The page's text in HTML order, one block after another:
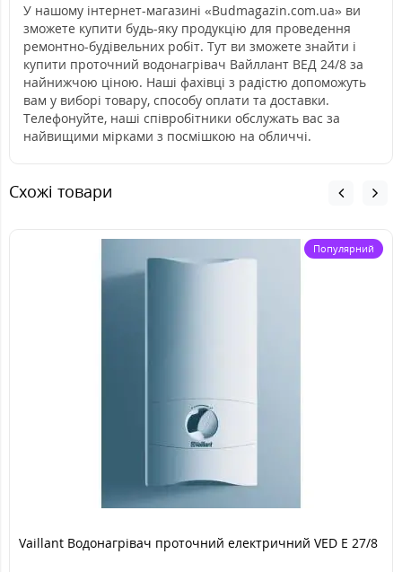
У нашому інтернет-магазині «Budmagazin.com.ua» ви
зможете купити будь-яку продукцію для проведення
ремонтно-будівельних робіт. Тут ви зможете знайти і
купити проточний водонагрівач Вайллант ВЕД 24/8 за
найнижчою ціною. Наші фахівці з радістю допоможуть
вам у виборі товару, способу оплати та доставки.
Телефонуйте, наші співробітники обслужать вас за
найвищими мірками з посмішкою на обличчі.
Схожі товари
Популярний
Vaillant Водонагрівач проточний електричний VED E 27/8